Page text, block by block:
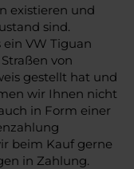
existieren und
sind.
ein VW Tiguan
von
gestellt hat und
wir Ihnen nicht
in Form einer
beim Kauf gerne
in Zahlung.